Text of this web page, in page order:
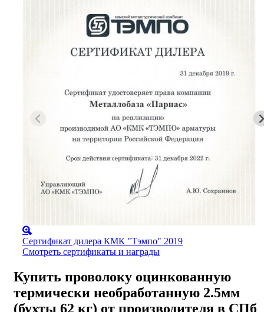
Сертификат дилера КМК "Тэмпо" 2019
Смотреть сертификаты и награды
Купить проволоку оцинкованную
термически необработанную 2.5мм
(бухты 62 кг) от производителя в СПб